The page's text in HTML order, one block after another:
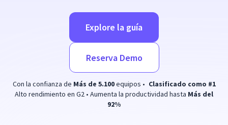
Explore la guía
Reserva Demo
Con la confianza de Más de 5.100equipos • Clasificado como #1
Alto rendimiento en G2 • Aumenta la productividad hasta Más del
92%